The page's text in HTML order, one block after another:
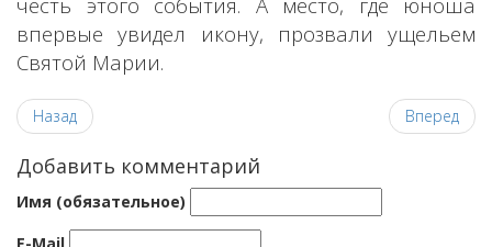
впервые увидел икону, прозвали ущельем
Святой Марии.
Назад Вперед
Добавить комментарий
Имя (обязательное)